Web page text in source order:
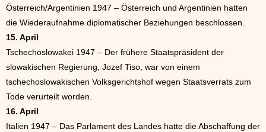
Österreich/Argentinien 1947 – Österreich und Argentinien hatten
die Wiederaufnahme diplomatischer Beziehungen beschlossen.
15. April
Tschechoslowakei 1947 – Der frühere Staatspräsident der
slowakischen Regierung, Jozef Tiso, war von einem
tschechoslowakischen Volksgerichtshof wegen Staatsverrats zum
Tode verurteilt worden.
16. April
Italien 1947 – Das Parlament des Landes hatte die Abschaffung der